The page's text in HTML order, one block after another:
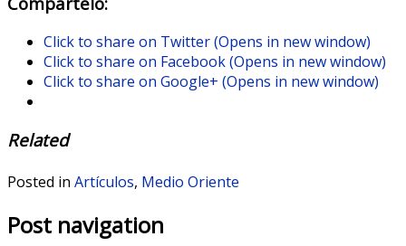
Click to share on Twitter (Opens in new window)
Click to share on Facebook (Opens in new window)
Click to share on Google+ (Opens in new window)
Related
Posted in Artículos, Medio Oriente
Post navigation